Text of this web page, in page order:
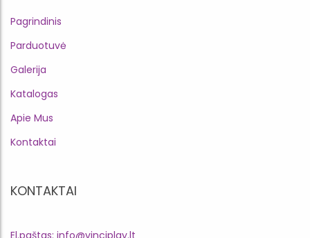
Pagrindinis
Parduotuvė
Galerija
Katalogas
Apie Mus
Kontaktai
KONTAKTAI
El.paštas: info@vinciplay.lt